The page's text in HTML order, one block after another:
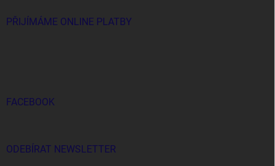
PŘIJÍMÁME ONLINE PLATBY
FACEBOOK
ODEBÍRAT NEWSLETTER